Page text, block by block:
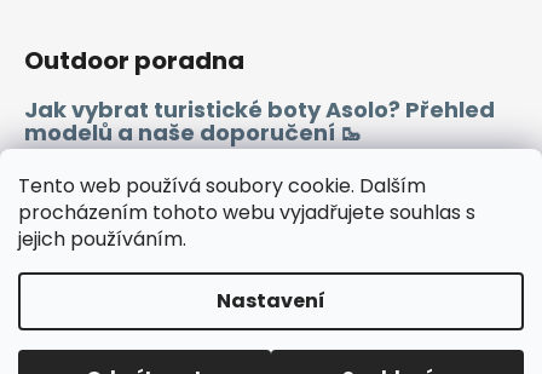
Tento web používá soubory cookie. Dalším
procházením tohoto webu vyjadřujete souhlas s
jejich používáním.
Nastavení
Outdoor poradna
Jak vybrat turistické boty Asolo? Přehled
modelů a naše doporučení 🥾